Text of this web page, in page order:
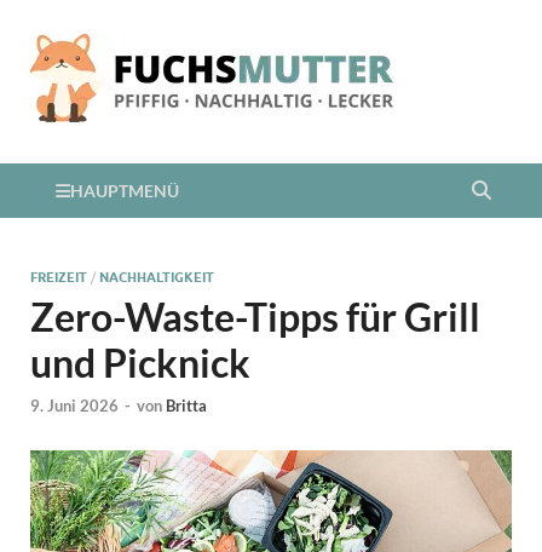
HAUPTMENÜ
FREIZEIT / NACHHALTIGKEIT
Zero-Waste-Tipps für Grill
und Picknick
9. Juni 2026 - von Britta